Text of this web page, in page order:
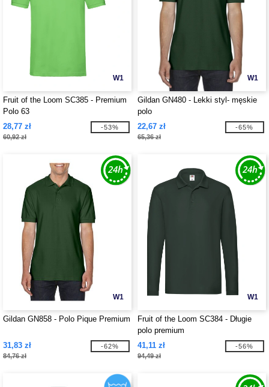
W1
Fruit of the Loom SC385 - Premium
Polo 63
28,77 zł
60,92 zł
-53%
W1
Gildan GN480 - Lekki styl- męskie
polo
22,67 zł
65,36 zł
-65%
W1
Gildan GN858 - Polo Pique Premium
31,83 zł
84,76 zł
-62%
W1
Fruit of the Loom SC384 - Długie
polo premium
41,11 zł
94,49 zł
-56%